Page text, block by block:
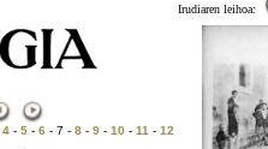
Irudiaren leihoa:
4- 5- 6 - 7 - 8- 9- 10 - 11 - 12